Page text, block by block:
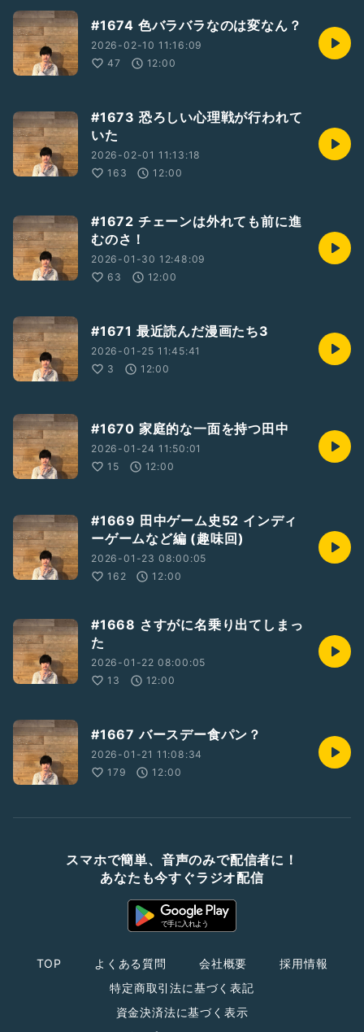
#1674 色バラバラなのは変なん？
2026-02-10 11:16:09
47
12:00
#1673 恐ろしい心理戦が行われて
いた
2026-02-01 11:13:18
163
12:00
#1672 チェーンは外れても前に進
むのさ！
2026-01-30 12:48:09
63
12:00
#1671 最近読んだ漫画たち3
2026-01-25 11:45:41
3
12:00
#1670 家庭的な一面を持つ田中
2026-01-24 11:50:01
15
12:00
#1669 田中ゲーム史52 インディ
ーゲームなど編 (趣味回)
2026-01-23 08:00:05
162
12:00
#1668 さすがに名乗り出てしまっ
た
2026-01-22 08:00:05
13
12:00
#1667 バースデー食パン？
2026-01-21 11:08:34
179
12:00
スマホで簡単、音声のみで配信者に！
あなたも今すぐラジオ配信
TOP よくある質問 会社概要
採用情報
特定商取引法に基づく表記
資金決済法に基づく表示